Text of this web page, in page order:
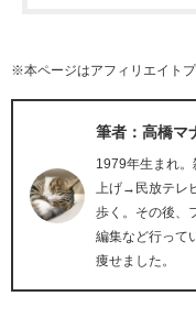
※本ページはアフィリエイト
筆者：高橋マ
1979年生まれ
上げ→民放テレ
歩く。その後、
編集など行って
痩せました。